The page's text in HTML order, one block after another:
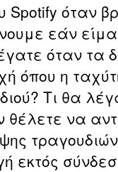
όταν
εάν
όταν
όπου η
Τι θα
να